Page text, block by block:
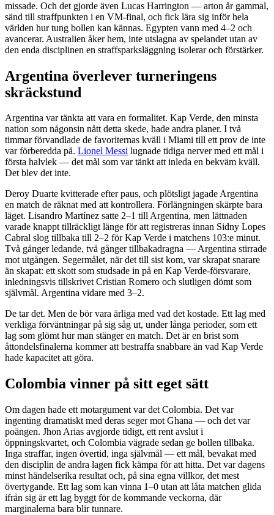
missade. Och det gjorde även Lucas Harrington — arton år gammal,
sänd till straffpunkten i en VM-final, och fick lära sig inför hela
världen hur tung bollen kan kännas. Egypten vann med 4–2 och
avancerar. Australien åker hem, inte utslagna av spelandet utan av
den enda disciplinen en straffsparksläggning isolerar och förstärker.
Argentina överlever turneringens
skräckstund
Argentina var tänkta att vara en formalitet. Kap Verde, den minsta
nation som någonsin nått detta skede, hade andra planer. I två
timmar förvandlade de favoriternas kväll i Miami till ett prov de inte
var förberedda på. Lionel Messi lugnade tidiga nerver med ett mål i
första halvlek — det mål som var tänkt att inleda en bekväm kväll.
Det blev det inte.
Deroy Duarte kvitterade efter paus, och plötsligt jagade Argentina
en match de räknat med att kontrollera. Förlängningen skärpte bara
läget. Lisandro Martínez satte 2–1 till Argentina, men lättnaden
varade knappt tillräckligt länge för att registreras innan Sidny Lopes
Cabral slog tillbaka till 2–2 för Kap Verde i matchens 103:e minut.
Två gånger ledande, två gånger tillbakadragna — Argentina stirrade
mot utgången. Segermålet, när det till sist kom, var skrapat snarare
än skapat: ett skott som studsade in på en Kap Verde-försvarare,
inledningsvis tillskrivet Cristian Romero och slutligen dömt som
självmål. Argentina vidare med 3–2.
De tar det. Men de bör vara ärliga med vad det kostade. Ett lag med
verkliga förväntningar på sig såg ut, under långa perioder, som ett
lag som glömt hur man stänger en match. Det är en brist som
åttondelsfinalerna kommer att bestraffa snabbare än vad Kap Verde
hade kapacitet att göra.
Colombia vinner på sitt eget sätt
Om dagen hade ett motargument var det Colombia. Det var
ingenting dramatiskt med deras seger mot Ghana — och det var
poängen. Jhon Arias avgjorde tidigt, ett rent avslut i
öppningskvartet, och Colombia vägrade sedan ge bollen tillbaka.
Inga straffar, ingen övertid, inga självmål — ett mål, bevakat med
den disciplin de andra lagen fick kämpa för att hitta. Det var dagens
minst händelserika resultat och, på sina egna villkor, det mest
övertygande. Ett lag som kan vinna 1–0 utan att låta matchen glida
ifrån sig är ett lag byggt för de kommande veckorna, där
marginalerna bara blir tunnare.